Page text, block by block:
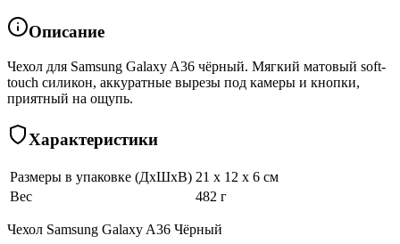
Описание
Чехол для Samsung Galaxy A36 чёрный. Мягкий матовый soft-
touch силикон, аккуратные вырезы под камеры и кнопки,
приятный на ощупь.
Характеристики
Размеры в упаковке (ДхШхВ) 21 x 12 x 6 см
Вес
482 г
Чехол Samsung Galaxy A36 Чёрный